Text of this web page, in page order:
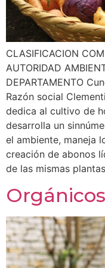
CLASIFICACION
AUTORIDAD
DEPARTAMENTO
Razón social
dedica al cultivo de
desarrolla un
el ambiente, maneja
creación de abonos
de las mismas